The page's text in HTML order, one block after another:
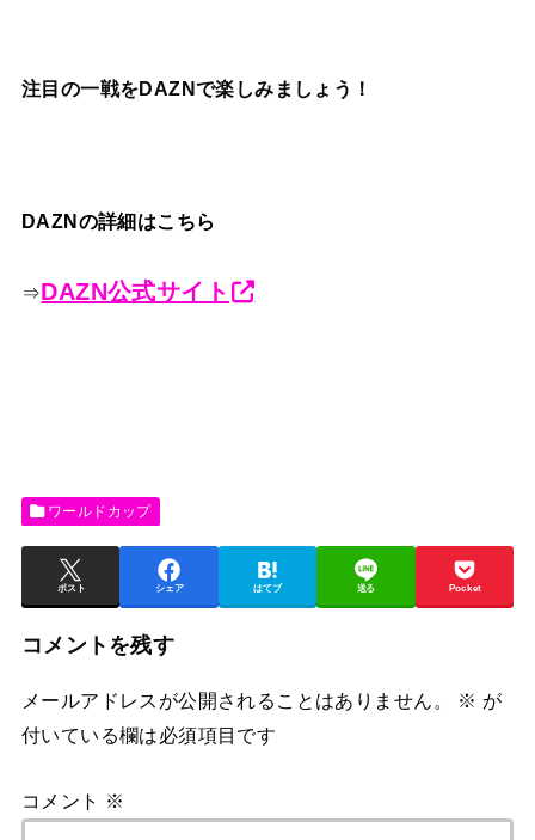
注目の一戦をDAZNで楽しみましょう！
DAZNの詳細はこちら
⇒DAZN公式サイト
ワールドカップ
ポスト シェア はてブ 送る Pocket
コメントを残す
メールアドレスが公開されることはありません。 ※ が
付いている欄は必須項目です
コメント ※